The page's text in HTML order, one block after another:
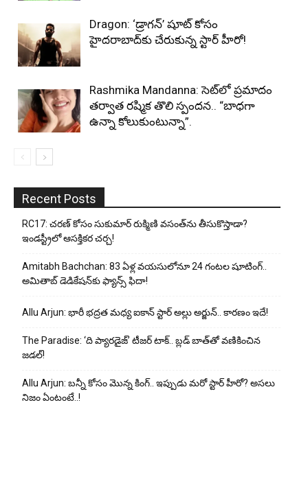
Dragon: ‘డ్రాగన్’ షూట్ కోసం
హైదరాబాద్‌కు చేరుకున్న స్టార్ హీరో!
Rashmika Mandanna: సెట్‌లో ప్రమాదం
తర్వాత రష్మిక తొలి స్పందన.. “బాధగా
ఉన్నా కోలుకుంటున్నా”.
Recent Posts
RC17: చరణ్ కోసం సుకుమార్ రుక్మిణి వసంత్‌ను తీసుకొస్తాడా?
ఇండస్ట్రీలో ఆసక్తికర చర్చ!
Amitabh Bachchan: 83 ఏళ్ల వయసులోనూ 24 గంటల షూటింగ్..
అమితాబ్ డెడికేషన్‌కు ఫ్యాన్స్ ఫిదా!
Allu Arjun: భారీ భద్రత మధ్య ఐకాన్ స్టార్ అల్లు అర్జున్.. కారణం ఇదే!
The Paradise: ‘ది ప్యారడైజ్’ టీజర్ టాక్.. బ్లడ్ బాత్‌తో వణికించిన
జడల్!
Allu Arjun: బన్నీ కోసం మొన్న కింగ్.. ఇప్పుడు మరో స్టార్ హీరో? అసలు
నిజం ఏంటంటే..!